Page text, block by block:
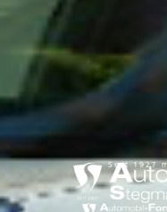
Seit 1927